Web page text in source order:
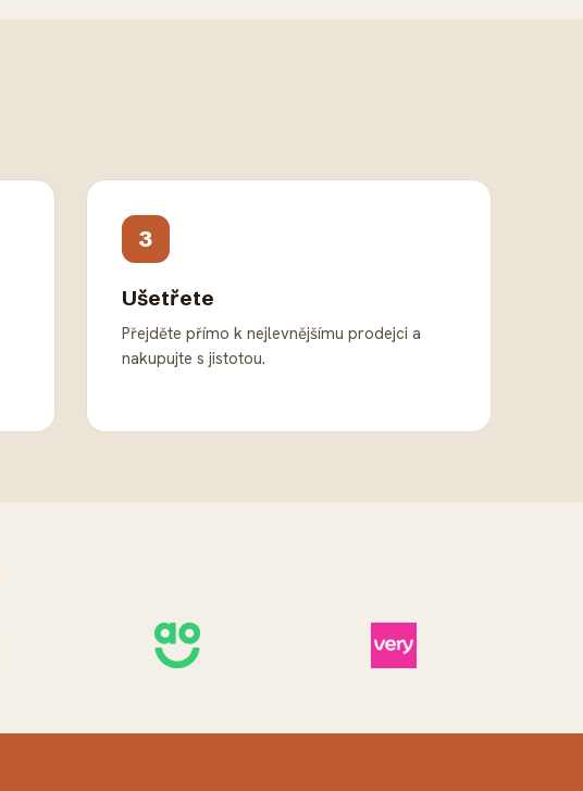
3
Ušetřete
Přejděte přímo k nejlevnějšímu prodejci a
nakupujte s jistotou.